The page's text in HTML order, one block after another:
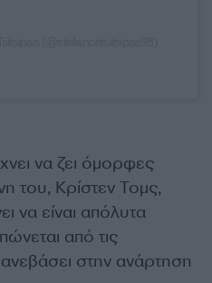
να ζει όμορφες
του, Κρίστεν Τομς,
να είναι απόλυτα
από τις
στην ανάρτηση